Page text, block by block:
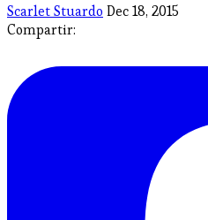
Scarlet Stuardo Dec 18, 2015
Compartir: